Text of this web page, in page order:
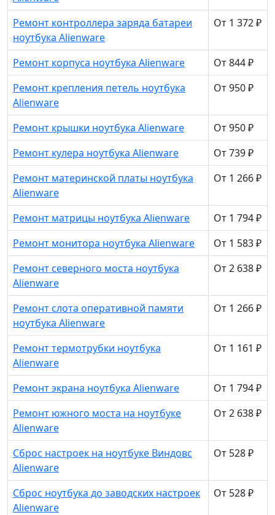
Ремонт контроллера заряда батареи
ноутбука Alienware
От 1 372 ₽
Ремонт корпуса ноутбука Alienware
От 844 ₽
Ремонт крепления петель ноутбука
Alienware
От 950 ₽
Ремонт крышки ноутбука Alienware
От 950 ₽
Ремонт кулера ноутбука Alienware
От 739 ₽
Ремонт материнской платы ноутбука
Alienware
От 1 266 ₽
Ремонт матрицы ноутбука Alienware
От 1 794 ₽
Ремонт монитора ноутбука Alienware
От 1 583 ₽
Ремонт северного моста ноутбука
Alienware
От 2 638 ₽
Ремонт слота оперативной памяти
ноутбука Alienware
От 1 266 ₽
Ремонт термотрубки ноутбука
Alienware
От 1 161 ₽
Ремонт экрана ноутбука Alienware
От 1 794 ₽
Ремонт южного моста на ноутбуке
Alienware
От 2 638 ₽
Сброс настроек на ноутбуке Виндовс
Alienware
От 528 ₽
Сброс ноутбука до заводских настроек
Alienware
От 528 ₽